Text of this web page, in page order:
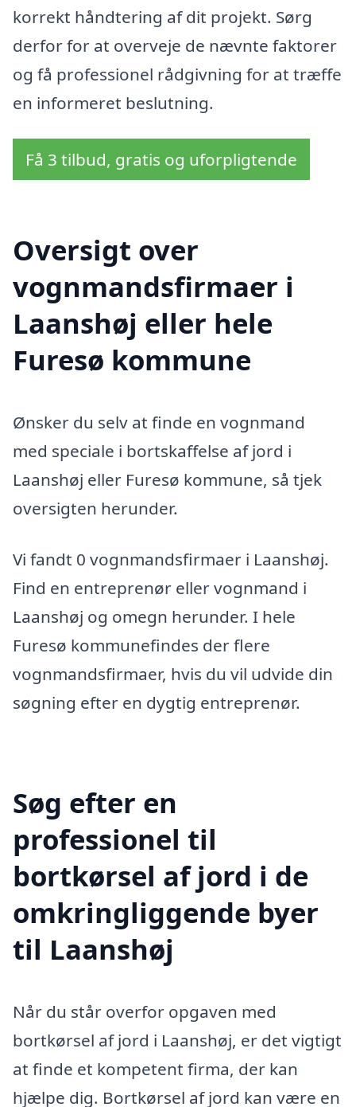
korrekt håndtering af dit projekt. Sørg
derfor for at overveje de nævnte faktorer
og få professionel rådgivning for at træffe
en informeret beslutning.
Få 3 tilbud, gratis og uforpligtende
Oversigt over
vognmandsfirmaer i
Laanshøj eller hele
Furesø kommune
Ønsker du selv at finde en vognmand
med speciale i bortskaffelse af jord i
Laanshøj eller Furesø kommune, så tjek
oversigten herunder.
Vi fandt 0 vognmandsfirmaer i Laanshøj.
Find en entreprenør eller vognmand i
Laanshøj og omegn herunder. I hele
Furesø kommunefindes der flere
vognmandsfirmaer, hvis du vil udvide din
søgning efter en dygtig entreprenør.
Søg efter en
professionel til
bortkørsel af jord i de
omkringliggende byer
til Laanshøj
Når du står overfor opgaven med
bortkørsel af jord i Laanshøj, er det vigtigt
at finde et kompetent firma, der kan
hjælpe dig. Bortkørsel af jord kan være en